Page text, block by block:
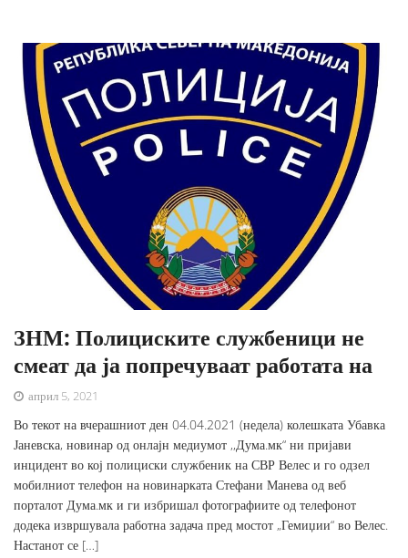
ЗНМ: Полициските службеници не
смеат да ја попречуваат работата на
април 5, 2021
Во текот на вчерашниот ден 04.04.2021 (недела) колешката Убавка
Јаневска, новинар од онлајн медиумот ,,Дума.мк“ ни пријави
инцидент во кој полициски службеник на СВР Велес и го одзел
мобилниот телефон на новинарката Стефани Манева од веб
порталот Дума.мк и ги избришал фотографиите од телефонот
додека извршувала работна задача пред мостот „Гемиџии“ во Велес.
Настанот се […]